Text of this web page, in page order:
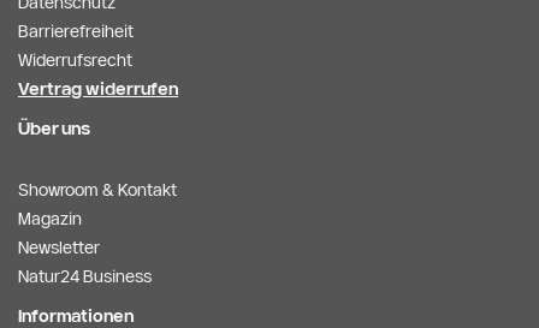
Barrierefreiheit
Widerrufsrecht
Vertrag widerrufen
Über uns
Showroom & Kontakt
Magazin
Newsletter
Natur24 Business
Informationen